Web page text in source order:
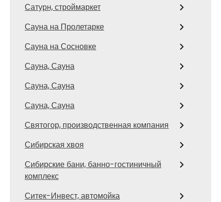
Сатурн, строймаркет
Сауна на Пролетарке
Сауна на Сосновке
Сауна, Сауна
Сауна, Сауна
Сауна, Сауна
Святогор, производственная компания
Сибирская хвоя
Сибирские бани, банно-гостиничный
комплекс
Ситек-Инвест, автомойка